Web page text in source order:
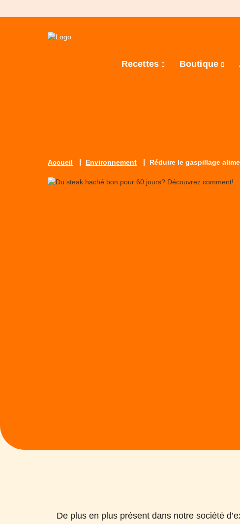
Recettes Boutique
Accueil Environnement Réduire le gaspillage
De plus en plus présent dans notre société